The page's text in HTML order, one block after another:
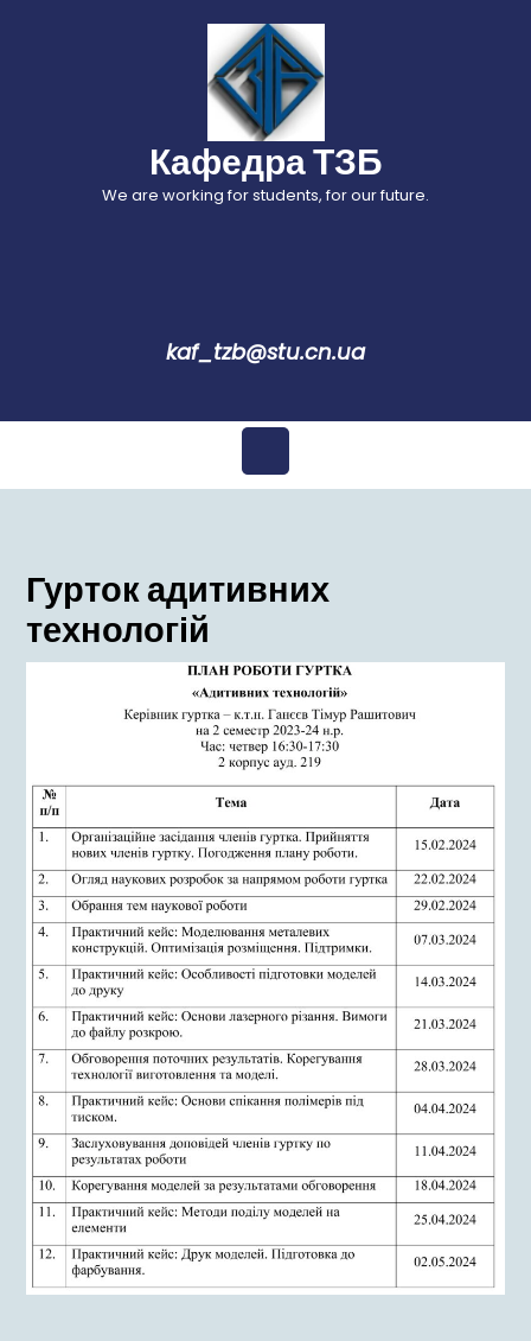
Кафедра ТЗБ
We are working for students, for our future.
kaf_tzb@stu.cn.ua
Відкрити
Гурток адитивних
технологій